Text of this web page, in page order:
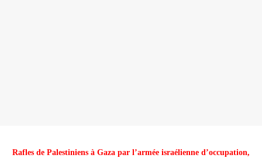
Rafles de Palestiniens à Gaza par l’armée israélienne d’occupation,